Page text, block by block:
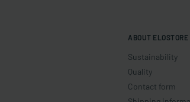
ABOUT ELOSTORE
Sustainability
Quality
Contact form